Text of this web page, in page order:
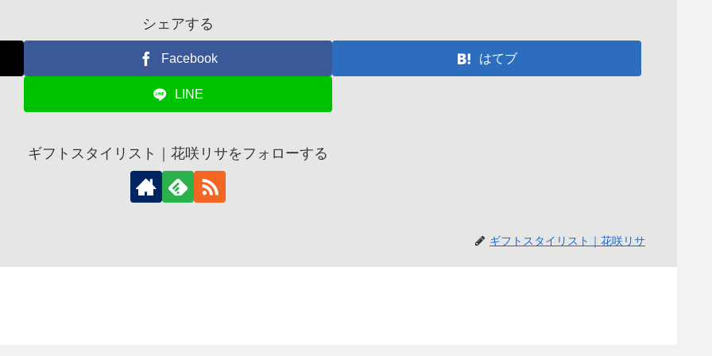
シェアする
Facebook はてブ
LINE
ギフトスタイリスト｜花咲リサをフォローする
ギフトスタイリスト｜花咲リサ